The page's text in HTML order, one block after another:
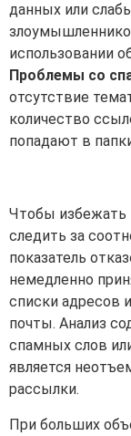
данных или
использовании
Проблемы со
отсутствие
количество
попадают в
Чтобы избежать
следить за
показатель
немедленно
списки адресов
почты. Анализ
спамных слов
является
рассылки.
При больших